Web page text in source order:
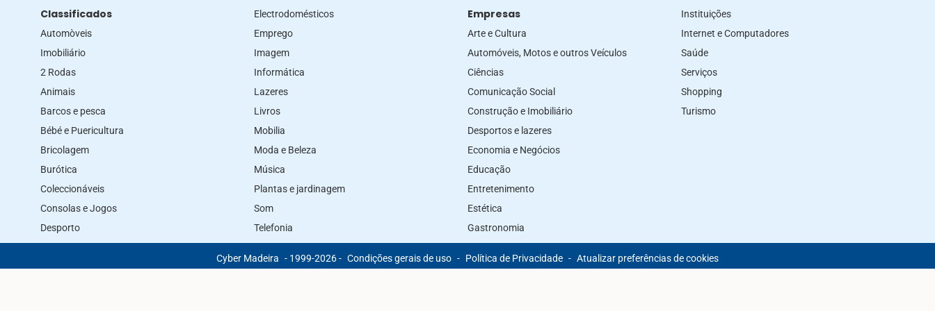
Classificados
Automòveis
Imobiliário
2 Rodas
Animais
Barcos e pesca
Bébé e Puericultura
Bricolagem
Burótica
Coleccionáveis
Consolas e Jogos
Desporto
Electrodomésticos
Emprego
Imagem
Informática
Lazeres
Livros
Mobilia
Moda e Beleza
Música
Plantas e jardinagem
Som
Telefonia
Empresas
Arte e Cultura
Automóveis, Motos e outros Veículos
Ciências
Comunicação Social
Construção e Imobiliário
Desportos e lazeres
Economia e Negócios
Educação
Entretenimento
Estética
Gastronomia
Instituições
Internet e Computadores
Saúde
Serviços
Shopping
Turismo
Cyber Madeira - 1999-2026 - Condições gerais de uso - Política de Privacidade - Atualizar preferências de cookies